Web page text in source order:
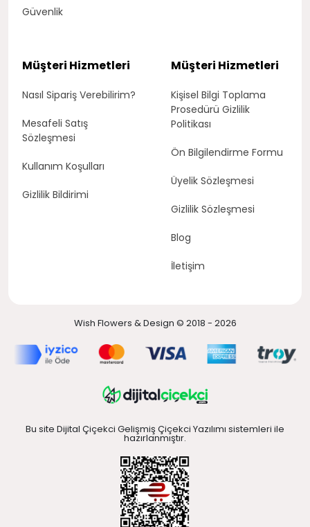
Güvenlik
Müşteri Hizmetleri
Nasıl Sipariş Verebilirim?
Mesafeli Satış
Sözleşmesi
Kullanım Koşulları
Gizlilik Bildirimi
Müşteri Hizmetleri
Kişisel Bilgi Toplama
Prosedürü Gizlilik
Politikası
Ön Bilgilendirme Formu
Üyelik Sözleşmesi
Gizlilik Sözleşmesi
Blog
İletişim
Wish Flowers & Design © 2018 - 2026
Bu site Dijital Çiçekci Gelişmiş Çiçekci Yazılımı sistemleri ile
hazırlanmıştır.